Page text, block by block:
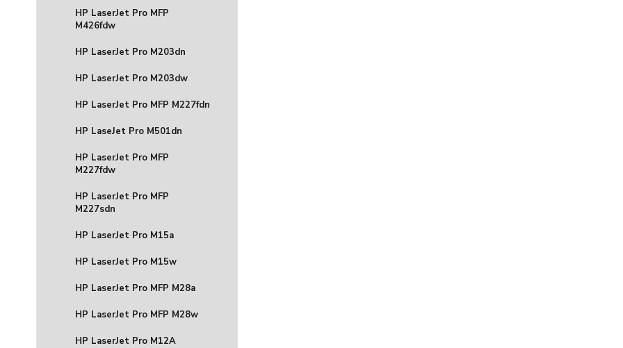
HP LaserJet Pro MFP
M426fdw
HP LaserJet Pro M203dn
HP LaserJet Pro M203dw
HP LaserJet Pro MFP M227fdn
HP LaseJet Pro M501dn
HP LaserJet Pro MFP
M227fdw
HP LaserJet Pro MFP
M227sdn
HP LaserJet Pro M15a
HP LaserJet Pro M15w
HP LaserJet Pro MFP M28a
HP LaserJet Pro MFP M28w
HP LaserJet Pro M12A